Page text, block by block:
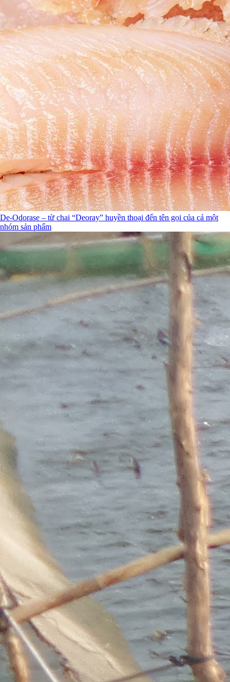
De-Odorase – từ chai “Deoray” huyền thoại đến tên gọi của cả một
nhóm sản phẩm